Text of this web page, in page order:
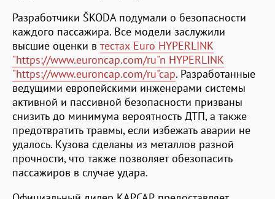
Разработчики ŠKODA подумали о безопасности
каждого пассажира. Все модели заслужили
высшие оценки в тестах Euro HYPERLINK
"https://www.euroncap.com/ru"n HYPERLINK
"https://www.euroncap.com/ru"cap. Разработанные
ведущими европейскими инженерами системы
активной и пассивной безопасности призваны
снизить до минимума вероятность ДТП, а также
предотвратить травмы, если избежать аварии не
удалось. Кузова сделаны из металлов разной
прочности, что также позволяет обезопасить
пассажиров в случае удара.